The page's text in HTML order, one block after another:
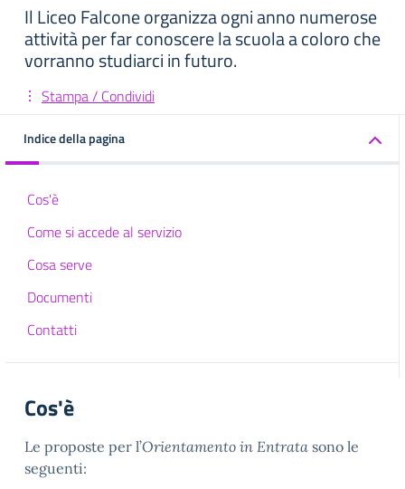
Il Liceo Falcone organizza ogni anno numerose
attività per far conoscere la scuola a coloro che
vorranno studiarci in futuro.
Stampa / Condividi
Indice della pagina
Cos'è
Come si accede al servizio
Cosa serve
Documenti
Contatti
Cos'è
Le proposte per l’Orientamento in Entrata sono le
seguenti: